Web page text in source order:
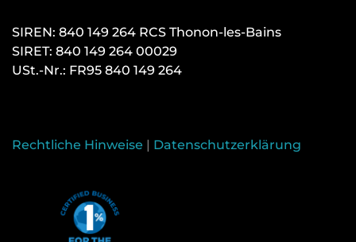
SIREN: 840 149 264 RCS Thonon-les-Bains
SIRET: 840 149 264 00029
USt.-Nr.: FR95 840 149 264
Rechtliche Hinweise | Datenschutzerklärung